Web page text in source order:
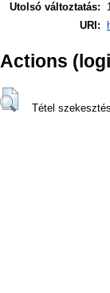
Utolsó változtatás:
URI:
Actions
Tétel